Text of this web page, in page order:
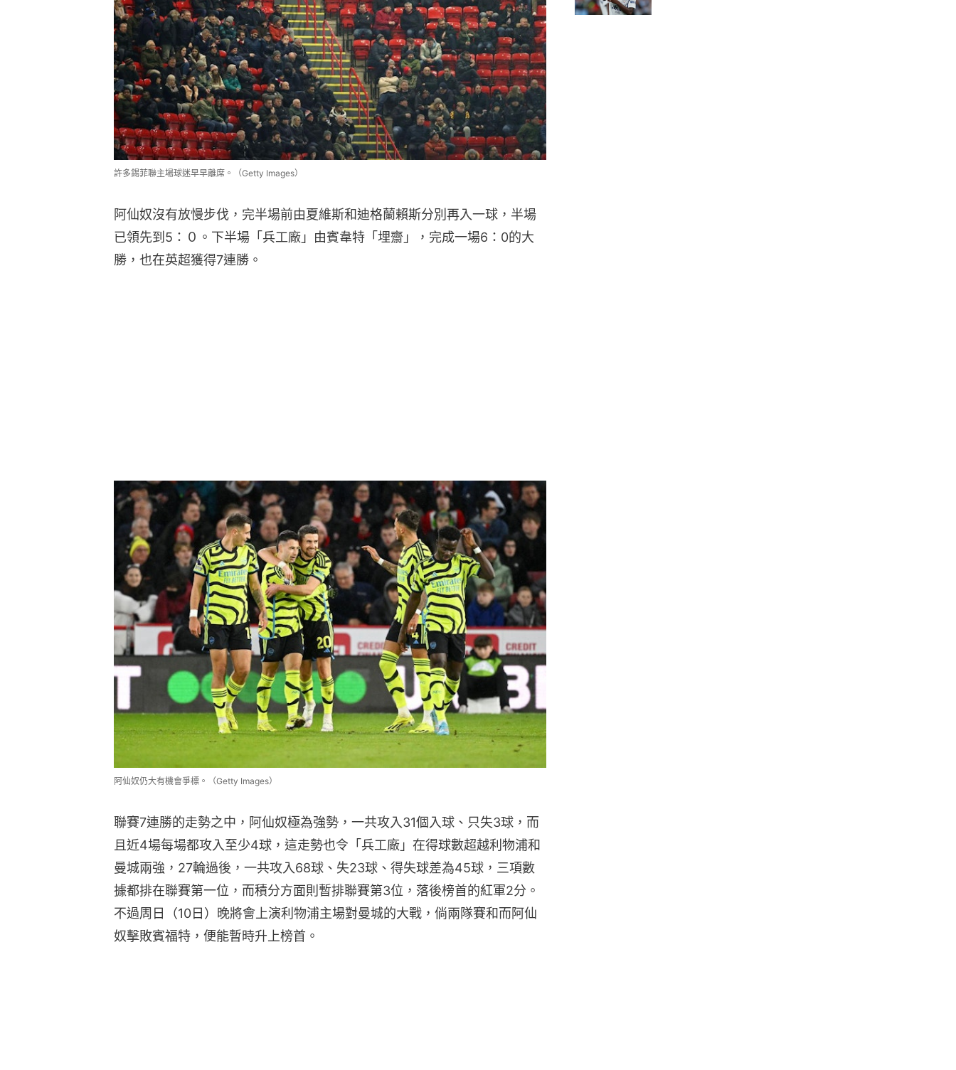
許多錫菲聯主場球迷早早離席。（Getty Images）
阿仙奴沒有放慢步伐，完半場前由夏維斯和迪格蘭賴斯分別再入一球，半場
已領先到5：０。下半場「兵工廠」由賓韋特「埋齋」，完成一場6：0的大
勝，也在英超獲得7連勝。
阿仙奴仍大有機會爭標。（Getty Images）
聯賽7連勝的走勢之中，阿仙奴極為強勢，一共攻入31個入球、只失3球，而
且近4場每場都攻入至少4球，這走勢也令「兵工廠」在得球數超越利物浦和
曼城兩強，27輪過後，一共攻入68球、失23球、得失球差為45球，三項數
據都排在聯賽第一位，而積分方面則暫排聯賽第3位，落後榜首的紅軍2分。
不過周日（10日）晚將會上演利物浦主場對曼城的大戰，倘兩隊賽和而阿仙
奴擊敗賓福特，便能暫時升上榜首。